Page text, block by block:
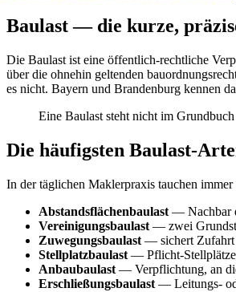
Baulast — die kurze,
Die Baulast ist eine öffentlich-rechtliche
über die ohnehin geltenden
es nicht. Bayern und Brandenburg kennen
Eine Baulast steht nicht im
Die häufigsten Baulast-
In der täglichen Maklerpraxis tauchen
Abstandsflächenbaulast — Nachbar
Vereinigungsbaulast — zwei
Zuwegungsbaulast — sichert Zufahrt
Stellplatzbaulast — Pflicht-Stellplätze
Anbaubaulast — Verpflichtung, an
Erschließungsbaulast — Leitungs-